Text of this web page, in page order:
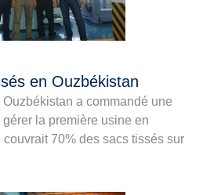
en Ouzbékistan
a commandé une
la première usine en
70% des sacs tissés sur